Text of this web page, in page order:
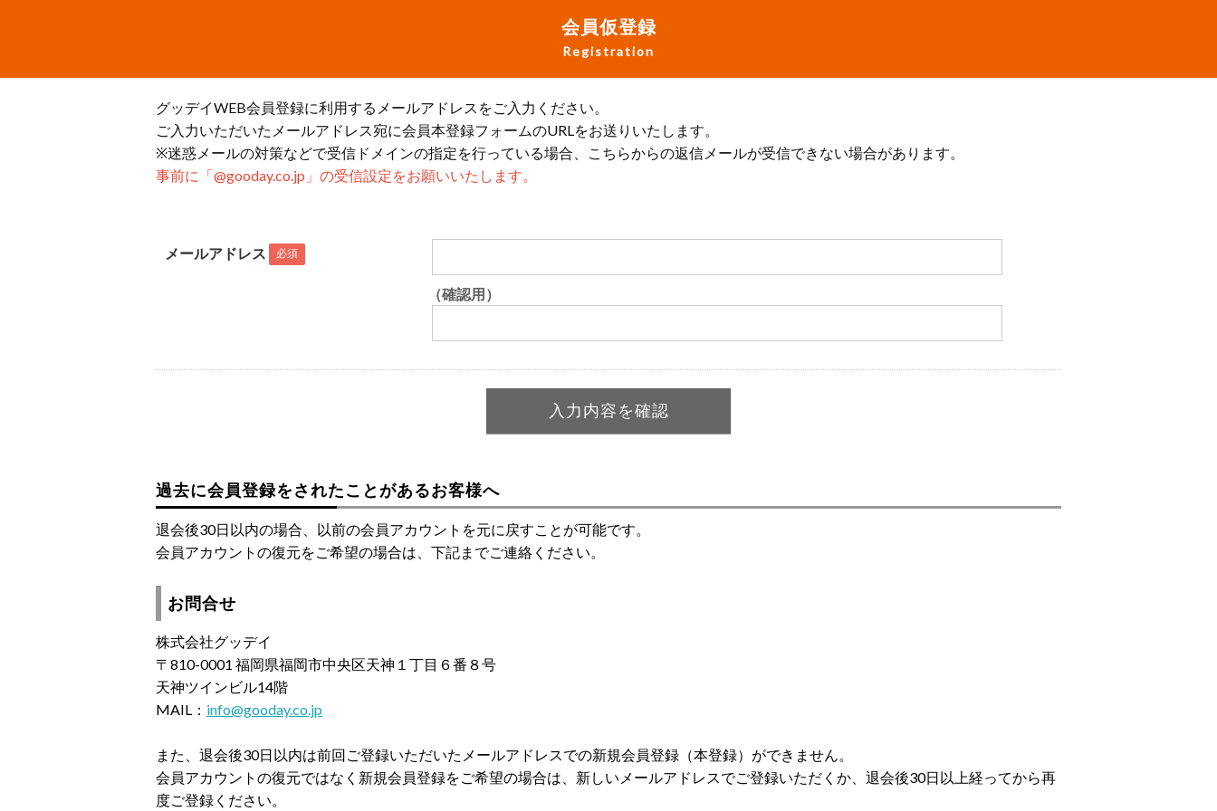
会員仮登録
Registration
グッデイWEB会員登録に利用するメールアドレスをご入力ください。
ご入力いただいたメールアドレス宛に会員本登録フォームのURLをお送りいたします。
※迷惑メールの対策などで受信ドメインの指定を行っている場合、こちらからの返信メールが受信できない場合があります。
事前に「@gooday.co.jp」の受信設定をお願いいたします。
メールアドレス 必須
（確認用）
過去に会員登録をされたことがあるお客様へ
退会後30日以内の場合、以前の会員アカウントを元に戻すことが可能です。
会員アカウントの復元をご希望の場合は、下記までご連絡ください。
お問合せ
株式会社グッデイ
〒810-0001 福岡県福岡市中央区天神１丁目６番８号
天神ツインビル14階
MAIL： info@gooday.co.jp
また、退会後30日以内は前回ご登録いただいたメールアドレスでの新規会員登録（本登録）ができません。
会員アカウントの復元ではなく新規会員登録をご希望の場合は、新しいメールアドレスでご登録いただくか、退会後30日以上経ってから再
度ご登録ください。